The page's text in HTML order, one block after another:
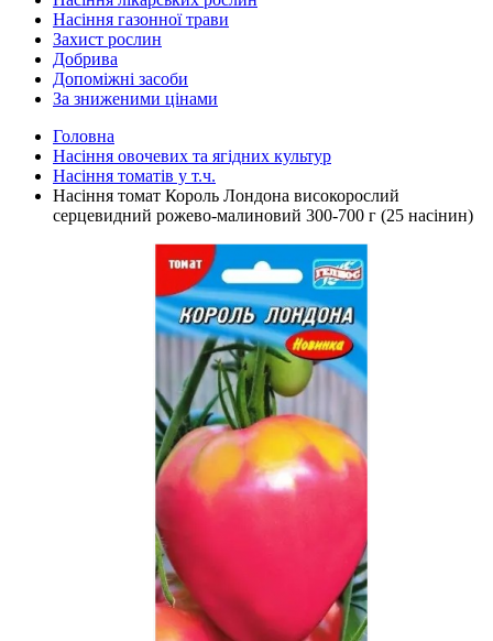
Насіння газонної трави
Захист рослин
Добрива
Допоміжні засоби
За зниженими цінами
Головна
Насіння овочевих та ягідних культур
Насіння томатів у т.ч.
Насіння томат Король Лондона високорослий
серцевидний рожево-малиновий 300-700 г (25 насінин)